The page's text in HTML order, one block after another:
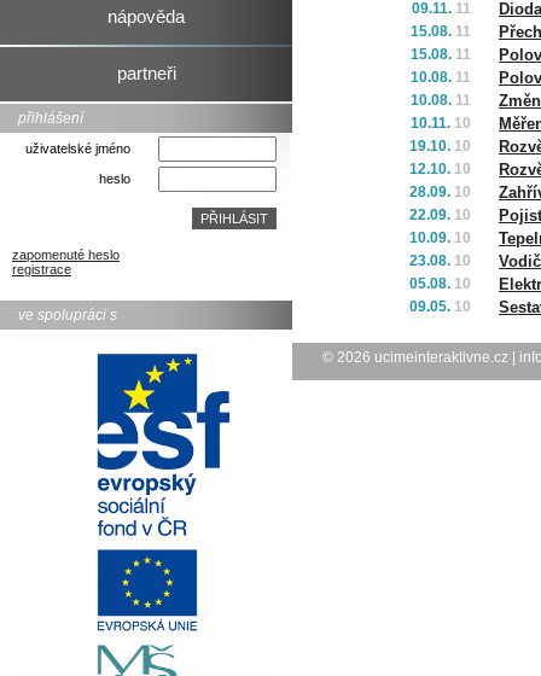
nápověda
partneři
přihlášení
uživatelské jméno
heslo
zapomenuté heslo
registrace
ve spolupráci s
09.11. 11 Dioda
15.08. 11
15.08. 11
10.08. 11
10.08. 11
10.11. 10
19.10. 10
12.10. 10
28.09. 10
22.09. 10
10.09. 10
23.08. 10
05.08. 10
09.05. 10
© 2026 ucimeinteraktivne.cz